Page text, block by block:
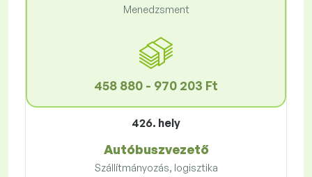
Menedzsment
458 880 - 970 203 Ft
426. hely
Autóbuszvezető
Szállítmányozás, logisztika